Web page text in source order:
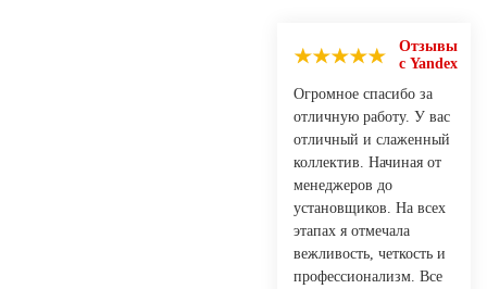
Отзывы
с Yandex
Огромное спасибо за
отличную работу. У вас
отличный и слаженный
коллектив. Начиная от
менеджеров до
установщиков. На всех
этапах я отмечала
вежливость, четкость и
профессионализм. Все